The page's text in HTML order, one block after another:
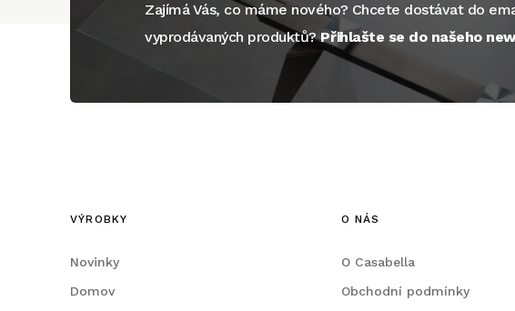
Zajímá Vás, co máme nového? Chcete dostávat do
vyprodávaných produktů?Přihlašte se do našeho
VÝROBKY
Novinky
Domov
O NÁS
O Casabella
Obchodní podmínky